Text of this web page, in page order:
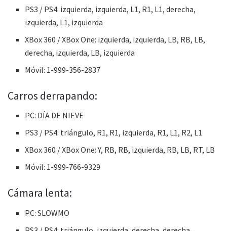
PS3 / PS4: izquierda, izquierda, L1, R1, L1, derecha,
izquierda, L1, izquierda
XBox 360 / XBox One: izquierda, izquierda, LB, RB, LB,
derecha, izquierda, LB, izquierda
Móvil: 1-999-356-2837
Carros derrapando:
PC: DÍA DE NIEVE
PS3 / PS4: triángulo, R1, R1, izquierda, R1, L1, R2, L1
XBox 360 / XBox One: Y, RB, RB, izquierda, RB, LB, RT, LB
Móvil: 1-999-766-9329
Cámara lenta:
PC: SLOWMO